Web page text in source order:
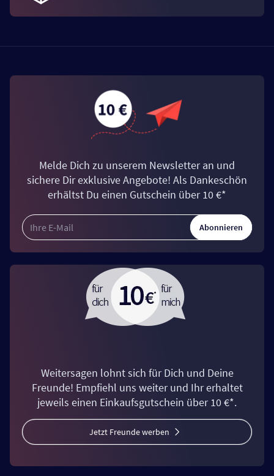
Melde Dich zu unserem Newsletter an und
sichere Dir exklusive Angebote! Als Dankeschön
erhältst Du einen Gutschein über 10 €*
Abonnieren
Weitersagen lohnt sich für Dich und Deine
Freunde! Empfiehl uns weiter und Ihr erhaltet
jeweils einen Einkaufsgutschein über 10 €*.
Jetzt Freunde werben